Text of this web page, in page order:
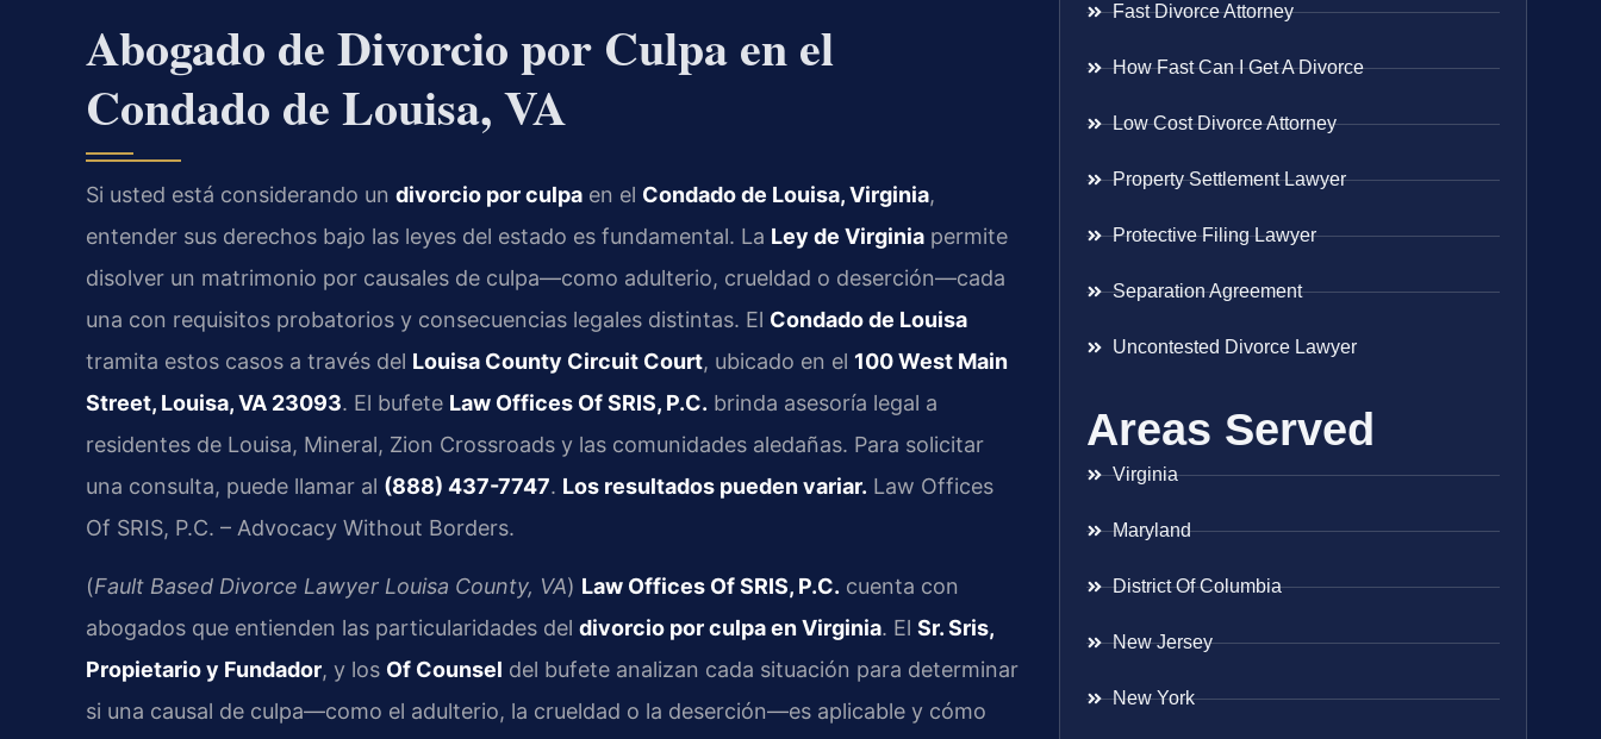
Abogado de Divorcio por Culpa en el
Condado de Louisa, VA
Si usted está considerando un divorcio por culpa en el Condado de Louisa, Virginia,
entender sus derechos bajo las leyes del estado es fundamental. La Ley de Virginia permite
disolver un matrimonio por causales de culpa—como adulterio, crueldad o deserción—cada
una con requisitos probatorios y consecuencias legales distintas. El Condado de Louisa
tramita estos casos a través del Louisa County Circuit Court, ubicado en el 100 West Main
Street, Louisa, VA 23093. El bufete Law Offices Of SRIS, P.C. brinda asesoría legal a
residentes de Louisa, Mineral, Zion Crossroads y las comunidades aledañas. Para solicitar
una consulta, puede llamar al (888) 437-7747. Los resultados pueden variar. Law Offices
Of SRIS, P.C. – Advocacy Without Borders.
(Fault Based Divorce Lawyer Louisa County, VA) Law Offices Of SRIS, P.C. cuenta con
abogados que entienden las particularidades del divorcio por culpa en Virginia. El Sr. Sris,
Propietario y Fundador, y los Of Counsel del bufete analizan cada situación para determinar
si una causal de culpa—como el adulterio, la crueldad o la deserción—es aplicable y cómo
Fast Divorce Attorney
How Fast Can I Get A Divorce
Low Cost Divorce Attorney
Property Settlement Lawyer
Protective Filing Lawyer
Separation Agreement
Uncontested Divorce Lawyer
Areas Served
Virginia
Maryland
District Of Columbia
New Jersey
New York